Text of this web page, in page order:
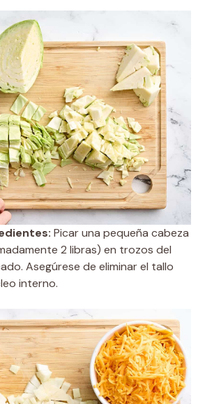
Picar una pequeña cabeza
2 libras) en trozos del
Asegúrese de eliminar el tallo
interno.